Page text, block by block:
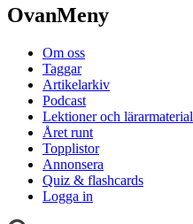
OvanMeny
Om oss
Taggar
Artikelarkiv
Podcast
Lektioner och lärarmaterial
Året runt
Topplistor
Annonsera
Quiz & flashcards
Logga in